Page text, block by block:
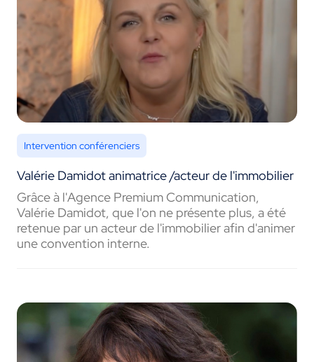
Intervention conférenciers
Valérie Damidot animatrice /acteur de l'immobilier
Grâce à l'Agence Premium Communication,
Valérie Damidot, que l'on ne présente plus, a été
retenue par un acteur de l'immobilier afin d'animer
une convention interne.